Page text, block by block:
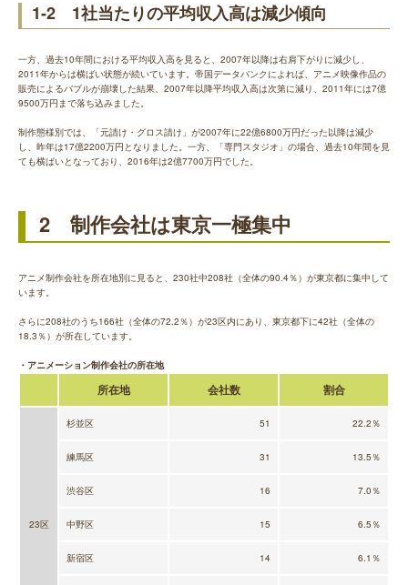
1-2 1社当たりの平均収入高は減少傾向
一方、過去10年間における平均収入高を見ると、2007年以降は右肩下がりに減少し、
2011年からは横ばい状態が続いています。帝国データバンクによれば、アニメ映像作品の
販売によるバブルが崩壊した結果、2007年以降平均収入高は次第に減り、2011年には7億
9500万円まで落ち込みました。
制作態様別では、「元請け・グロス請け」が2007年に22億6800万円だった以降は減少
し、昨年は17億2200万円となりました。一方、「専門スタジオ」の場合、過去10年間を見
ても横ばいとなっており、2016年は2億7700万円でした。
2 制作会社は東京一極集中
アニメ制作会社を所在地別に見ると、230社中208社（全体の90.4％）が東京都に集中して
います。
さらに208社のうち166社（全体の72.2％）が23区内にあり、東京都下に42社（全体の
18.3％）が所在しています。
・アニメーション制作会社の所在地
所在地 会社数 割合
23区
杉並区 51 22.2％
練馬区 31 13.5％
渋谷区 16 7.0％
中野区 15 6.5％
新宿区 14 6.1％